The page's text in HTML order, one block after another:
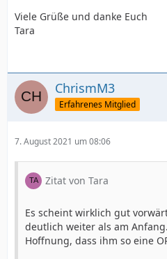
Viele Grüße und danke Euch
Tara
ChrismM3
Erfahrenes Mitglied
7. August 2021 um 08:06
Zitat von Tara
Es scheint wirklich gut
deutlich weiter als am
Hoffnung, dass ihm so eine